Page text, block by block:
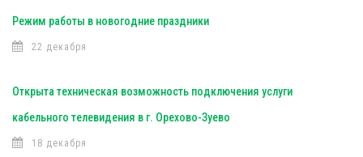
Режим работы в новогодние праздники
22 декабря
Открыта техническая возможность подключения услуги
кабельного телевидения в г. Орехово-Зуево
18 декабря